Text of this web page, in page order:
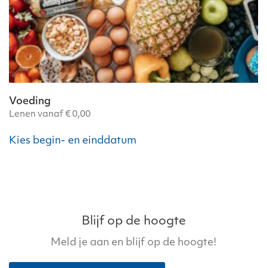
Voeding
Lenen vanaf € 0,00
Kies begin- en einddatum
optie
gekozen
worden
Blijf op de hoogte
Meld je aan en blijf op de hoogte!